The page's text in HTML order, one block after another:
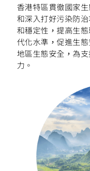
香港特區貫徹國家
和深入打好污染防
和穩定性，提高生
代化水準，促進生
地區生態安全，為
力。
微信